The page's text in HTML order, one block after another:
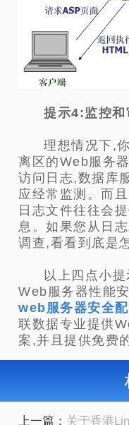
提示4:监控和
理想情况下,
离区的Web服务
访问日志,数据库
应经常监测。而
日志文件往往会
息。如果您从日
调查,看看到底是
以上四点小
Web服务器性能
web服务器安全
联数据专业提供
案,并且提供免费
上一篇： 关于香港